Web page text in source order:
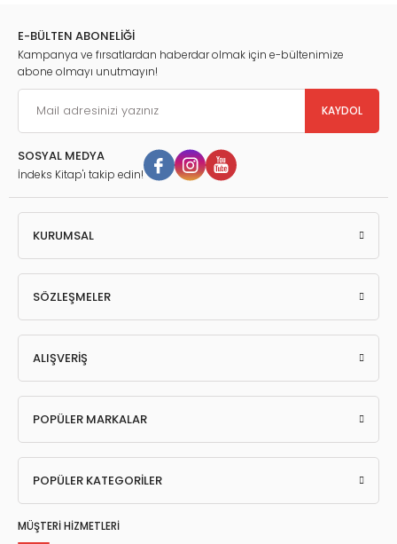
E-BÜLTEN ABONELİĞİ
Kampanya ve fırsatlardan haberdar olmak için e-bültenimize
abone olmayı unutmayın!
KAYDOL
SOSYAL MEDYA
İndeks Kitap'ı takip edin!
KURUMSAL
SÖZLEŞMELER
ALIŞVERİŞ
POPÜLER MARKALAR
POPÜLER KATEGORİLER
MÜŞTERİ HİZMETLERİ